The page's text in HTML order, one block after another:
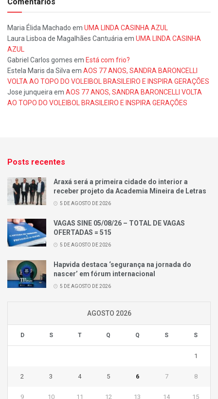
Maria Élida Machado em UMA LINDA CASINHA AZUL
Laura Lisboa de Magalhães Cantuáriaem UMA LINDA CASINHA
AZUL
Gabriel Carlos gomes em Está com frio?
Estela Maris da Silvaem AOS 77 ANOS, SANDRA BARONCELLI
VOLTA AO TOPO DO VOLEIBOL BRASILEIRO E INSPIRA GERAÇÕES
Jose junqueiraem AOS 77 ANOS, SANDRA BARONCELLI VOLTA
AO TOPO DO VOLEIBOL BRASILEIRO E INSPIRA GERAÇÕES
Posts recentes
Araxá será a primeira cidade do interior a
receber projeto da Academia Mineira de Letras
5 DE AGOSTO DE 2026
VAGAS SINE 05/08/26 – TOTAL DE VAGAS
OFERTADAS = 515
5 DE AGOSTO DE 2026
Hapvida destaca ‘segurança na jornada do
nascer’ em fórum internacional
5 DE AGOSTO DE 2026
AGOSTO 2026
D S T Q Q S S
1
2 3 4 5 6 7 8
9 10 11 12 13 14 15